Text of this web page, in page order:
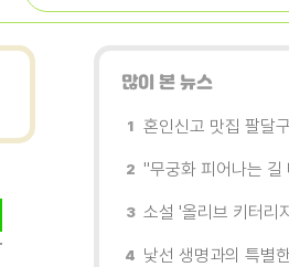
많이 본 뉴스